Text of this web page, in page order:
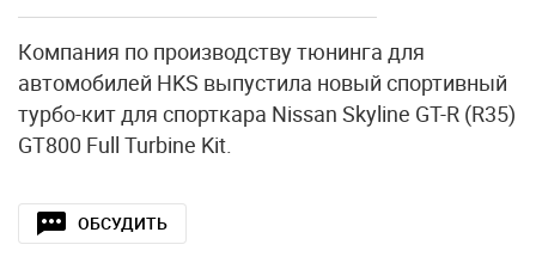
Компания по производству тюнинга для
автомобилей HKS выпустила новый спортивный
турбо-кит для спорткара Nissan Skyline GT-R (R35)
GT800 Full Turbine Kit.
ОБСУДИТЬ